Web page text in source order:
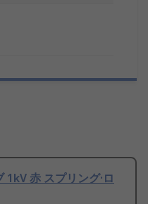
赤 スプリング·ロ